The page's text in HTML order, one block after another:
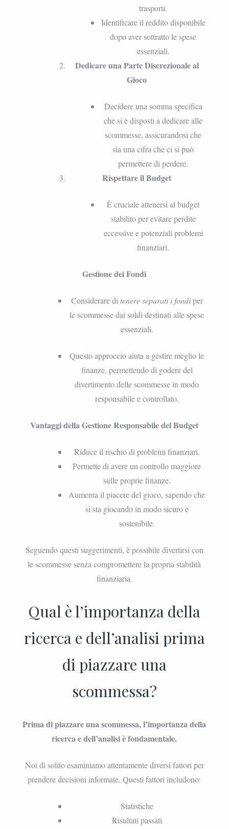
trasporti.
Identificare il reddito disponibile
dopo aver sottratto le spese
essenziali.
Dedicare una Parte Discrezionale al
Gioco
Decidere una somma specifica
che si è disposti a dedicare alle
scommesse, assicurandosi che
sia una cifra che ci si può
permettere di perdere.
Rispettare il Budget
È cruciale attenersi al budget
stabilito per evitare perdite
eccessive e potenziali problemi
finanziari.
Gestione dei Fondi
Considerare di tenere separati i fondiper
le scommesse dai soldi destinati alle spese
essenziali.
Questo approccio aiuta a gestire meglio le
finanze, permettendo di godere del
divertimento delle scommesse in modo
responsabile e controllato.
Vantaggi della Gestione Responsabile del Budget
Riduce il rischio di problemi finanziari.
Permette di avere un controllo maggiore
sulle proprie finanze.
Aumenta il piacere del gioco, sapendo che
si sta giocando in modo sicuro e
sostenibile.
Seguendo questi suggerimenti, è possibile divertirsi con
le scommesse senza compromettere la propria stabilità
finanziaria.
Qual è l’importanza della
ricerca e dell’analisi prima
di piazzare una
scommessa?
Prima di piazzare una scommessa, l’importanza della
ricerca e dell’analisi è fondamentale.
Noi di solito esaminiamo attentamente diversi fattori per
prendere decisioni informate. Questi fattori includono:
Statistiche
Risultati passati